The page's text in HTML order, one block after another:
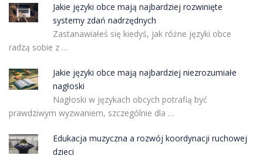
Jakie języki obce mają najbardziej rozwinięte
systemy zdań nadrzędnych
Zastanawiałeś się kiedyś, jak różne języki obce
radzą sobie z …
Jakie języki obce mają najbardziej niezrozumiałe
nagłoski
Nagłoski w językach obcych potrafią być
prawdziwym wyzwaniem, szczególnie dla …
Edukacja muzyczna a rozwój koordynacji ruchowej
dzieci